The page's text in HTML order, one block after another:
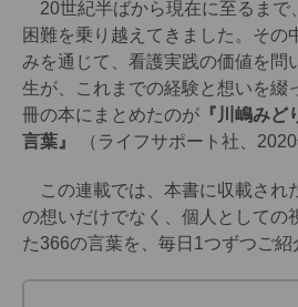
20世紀半ばから現在に至るまで
困難を乗り越えてきました。その
みを通じて、看護実践の価値を問
生が、これまでの経験と想いを綴
冊の本にまとめたのが 『川嶋み
言葉』
（ライフサポート社、
この連載では、本書に収載され
の想いだけでなく、個人としての
た366の言葉を、毎日1つずつご紹